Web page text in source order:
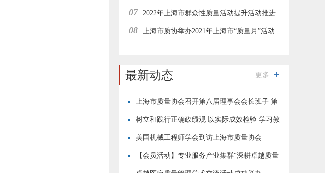
布活动”上海地区经验分享与推进工作会在线举行
07 2022年上海市群众性质量活动提升活动推进
工作集团型会员企业在线研讨会成功举办
08 上海市质协举办2021年上海市“质量月”活动
最新动态 更多
上海市质量协会召开第八届理事会会长班子 第
四次会议
树立和践行正确政绩观 以实际成效检验 学习教
育成果
美国机械工程师学会到访上海市质量协会
【会员活动】专业服务产业集群“深耕卓越质量